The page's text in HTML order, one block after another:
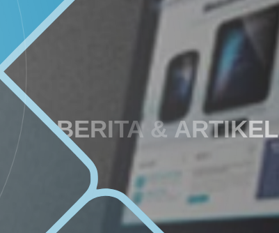
LAYANAN MANDIRI
BERITA & ARTIKEL